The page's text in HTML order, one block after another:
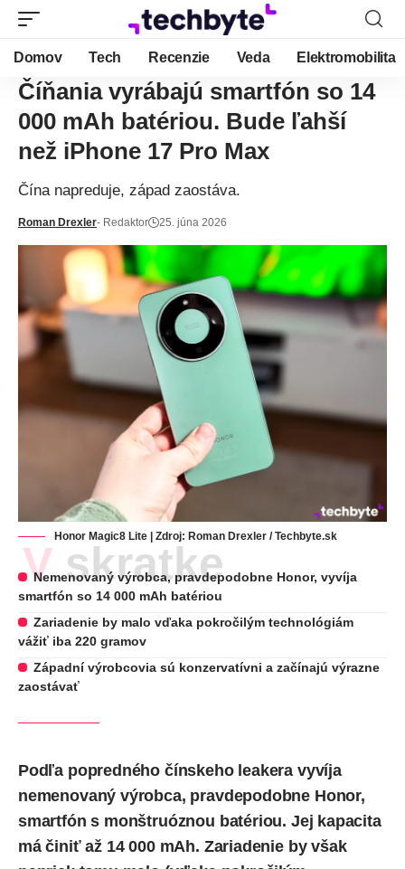
Domov Tech Recenzie Veda Elektromobilita
Číňania vyrábajú smartfón so 14
000 mAh batériou. Bude ľahší
než iPhone 17 Pro Max
Čína napreduje, západ zaostáva.
Roman Drexler- Redaktor 25. júna 2026
Honor Magic8 Lite | Zdroj: Roman Drexler / Techbyte.sk
V skratke
Nemenovaný výrobca, pravdepodobne Honor, vyvíja
smartfón so 14 000 mAh batériou
Zariadenie by malo vďaka pokročilým technológiám
vážiť iba 220 gramov
Západní výrobcovia sú konzervatívni a začínajú výrazne
zaostávať
Podľa popredného čínskeho leakera vyvíja
nemenovaný výrobca, pravdepodobne Honor,
smartfón s monštruóznou batériou. Jej kapacita
má činiť až 14 000 mAh. Zariadenie by však